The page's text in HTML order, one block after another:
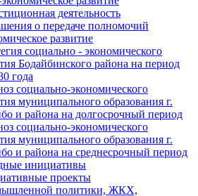
деятельность
о передаче полномочий
развитие
социально - экономического
Бодайбинского района на период
года
социально-экономического
муниципального образования г.
и района на долгосрочный период
социально-экономического
муниципального образования г.
и района на среднесрочный период
инициативы
проекты
политики, ЖКХ,